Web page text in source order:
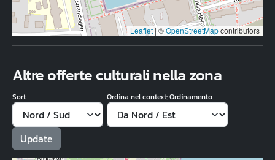
Leaflet | ©OpenStreetMapcontributors
Altre offerte culturali nella zona
Sort Ordina nel context: Ordinamento